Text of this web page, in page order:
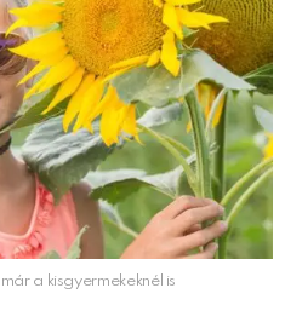
a kisgyermekeknél is